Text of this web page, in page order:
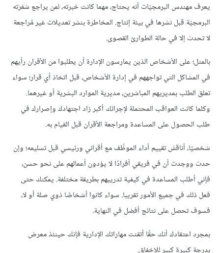
يعرف مهندس البرمجيّات أنه يحتاج، مهما كانت خبرته، لمن يراجع شفرته
البرمجيّة قبل نشرها في بيئة إنتاج. المخاطرة بنشر تعديلات غير مُراجعة
لا تحدث إلا في حالة الطوارئ القصوى.
بالمثل؛ على الأشخاص الذين يمارسون الإدارة أن يطلبوا من الأقران رأيهم
في المشاكل التي تواجههم في إدارة الأشخاص، قبل اتخاذ أي قرار؛ سواء
تعلق الطلب بمديريهم المباشرين، مديرية الموارد البشرية أو غيرهما.
وكلما كانت العواقب المحتملة لإجرائك أكبر زاد اجتهادك وإصرارك في
طلب الحصول على المساعدة ومراجعة الأقران قبل القيام به.
شخصيًا، أناقش تقييم أداء الموظّف مع أقراني ورئيسي قبل تسليمه؛ وإن
حدث ووجدت أن في فريقي أفرادًا لا يؤدون أعمالهم على نحو حسن،
فإني أطلب المساعدة في كيفية تدريبهم بطريقة مختلفة. يمكنك حتى
فعل ذلك في جميع الأمور تقريبا. سواء كانوا أشخاصًا ذوي صلة أو لا،
فسوف تحصل على نتائج أفضل في النهاية.
بمجرد اعتقادك أنك حقًا أتقنت مهاراتك الإدارية فإنك حينئذ معرض